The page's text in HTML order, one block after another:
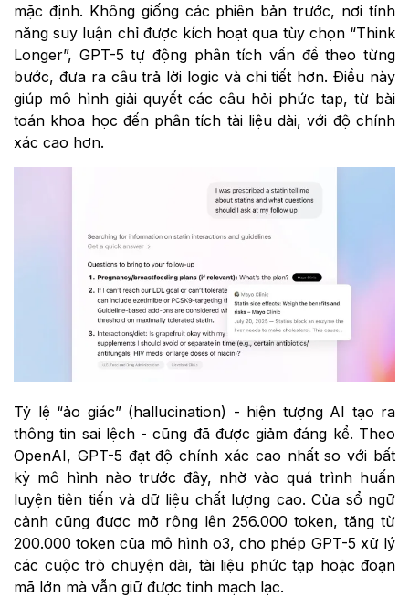
mặc định. Không giống các phiên bản trước, nơi tính
năng suy luận chỉ được kích hoạt qua tùy chọn “Think
Longer”, GPT-5 tự động phân tích vấn đề theo từng
bước, đưa ra câu trả lời logic và chi tiết hơn. Điều này
giúp mô hình giải quyết các câu hỏi phức tạp, từ bài
toán khoa học đến phân tích tài liệu dài, với độ chính
xác cao hơn.
Tỷ lệ “ảo giác” (hallucination) - hiện tượng AI tạo ra
thông tin sai lệch - cũng đã được giảm đáng kể. Theo
OpenAI, GPT-5 đạt độ chính xác cao nhất so với bất
kỳ mô hình nào trước đây, nhờ vào quá trình huấn
luyện tiên tiến và dữ liệu chất lượng cao. Cửa sổ ngữ
cảnh cũng được mở rộng lên 256.000 token, tăng từ
200.000 token của mô hình o3, cho phép GPT-5 xử lý
các cuộc trò chuyện dài, tài liệu phức tạp hoặc đoạn
mã lớn mà vẫn giữ được tính mạch lạc.